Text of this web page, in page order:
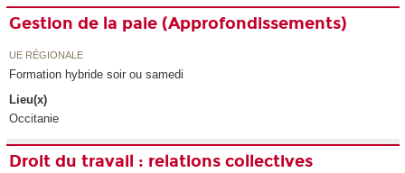
Gestion de la paie (Approfondissements)
UE RÉGIONALE
Formation hybride soir ou samedi
Lieu(x)
Occitanie
Droit du travail : relations collectives